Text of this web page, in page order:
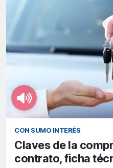
CON SUMO INTERÉS
Claves de la
contrato, ficha